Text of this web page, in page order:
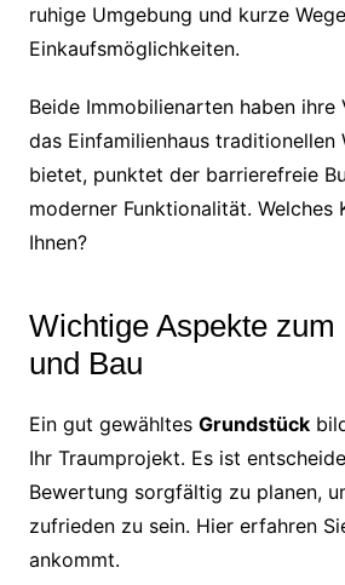
ruhige Umgebung und kurze
Einkaufsmöglichkeiten.
Beide Immobilienarten haben ihre
das Einfamilienhaus traditionellen
bietet, punktet der barrierefreie
moderner Funktionalität. Welches
Ihnen?
Wichtige Aspekte
und Bau
Ein gut gewähltes Grundstück
Ihr Traumprojekt. Es ist
Bewertung sorgfältig zu planen,
zufrieden zu sein. Hier erfahren
ankommt.